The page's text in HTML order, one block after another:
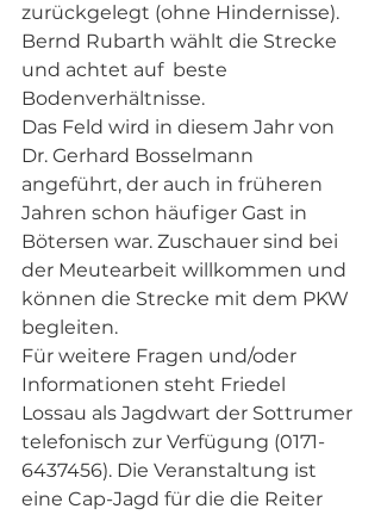
zurückgelegt (ohne Hindernisse).
Bernd Rubarth wählt die Strecke
und achtet auf  beste
Bodenverhältnisse.
Das Feld wird in diesem Jahr von
Dr. Gerhard Bosselmann
angeführt, der auch in früheren
Jahren schon häufiger Gast in
Bötersen war. Zuschauer sind bei
der Meutearbeit willkommen und
können die Strecke mit dem PKW
begleiten.
Für weitere Fragen und/oder
Informationen steht Friedel
Lossau als Jagdwart der Sottrumer
telefonisch zur Verfügung (0171-
6437456). Die Veranstaltung ist
eine Cap-Jagd für die die Reiter